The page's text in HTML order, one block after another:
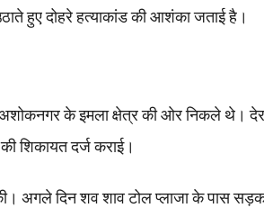
हुए दोहरे हत्याकांड की आशंका जताई है।
अशोकनगर के इमला क्षेत्र की ओर निकले थे। देर
शिकायत दर्ज कराई।
अगले दिन शव शाव टोल प्लाजा के पास